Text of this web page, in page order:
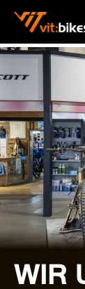
WIR